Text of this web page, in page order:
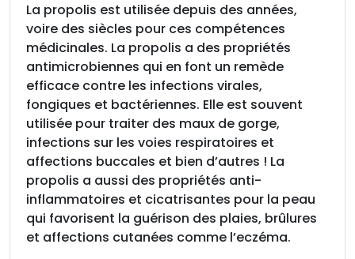
La propolis est utilisée depuis des années,
voire des siècles pour ces compétences
médicinales. La propolis a des propriétés
antimicrobiennes qui en font un remède
efficace contre les infections virales,
fongiques et bactériennes. Elle est souvent
utilisée pour traiter des maux de gorge,
infections sur les voies respiratoires et
affections buccales et bien d’autres ! La
propolis a aussi des propriétés anti-
inflammatoires et cicatrisantes pour la peau
qui favorisent la guérison des plaies, brûlures
et affections cutanées comme l’eczéma.